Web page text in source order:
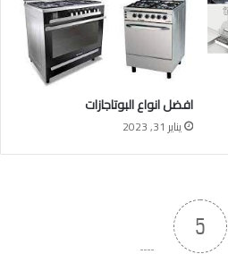
افضل انواع البوتاجازات
يناير 31, 2023
5